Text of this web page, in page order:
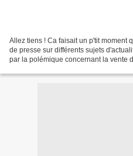
Allez tiens ! Ca faisait un p'tit moment
de presse sur différents sujets
par la polémique concernant la vente